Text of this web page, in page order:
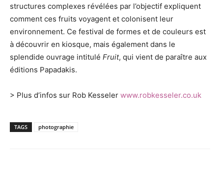
structures complexes révélées par l’objectif expliquent
comment ces fruits voyagent et colonisent leur
environnement. Ce festival de formes et de couleurs est
à découvrir en kiosque, mais également dans le
splendide ouvrage intitulé Fruit, qui vient de paraître aux
éditions Papadakis.
> Plus d’infos sur Rob Kesseler www.robkesseler.co.uk
TAGS photographie